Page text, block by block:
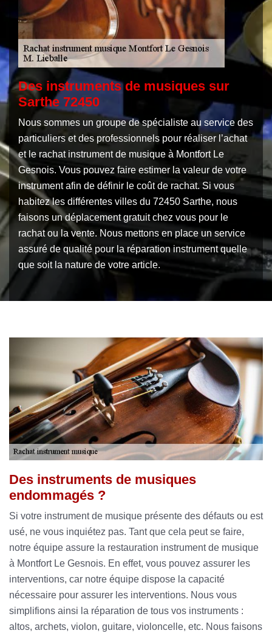
Des instruments de musiques sur
Sarthe 72450
Nous sommes un groupe de spécialiste au service des
particuliers et des professionnels pour réaliser l’achat
et le rachat instrument de musique à Montfort Le
Gesnois. Vous pouvez faire estimer la valeur de votre
instrument afin de définir le coût de rachat. Si vous
habitez les différentes villes du 72450 Sarthe, nous
faisons un déplacement gratuit chez vous pour le
rachat ou la vente. Nous mettons en place un service
assuré de qualité pour la réparation instrument quelle
que soit la nature de votre article.
Des instruments de musiques
endommagés ?
Si votre instrument de musique présente des défauts ou est
usé, ne vous inquiétez pas. Tant que cela peut se faire,
notre équipe assure la restauration instrument de musique
à Montfort Le Gesnois. En effet, vous pouvez assurer les
interventions, car notre équipe dispose la capacité
nécessaire pour assurer les interventions. Nous vous
simplifions ainsi la réparation de tous vos instruments :
altos, archets, violon, guitare, violoncelle, etc. Nous faisons